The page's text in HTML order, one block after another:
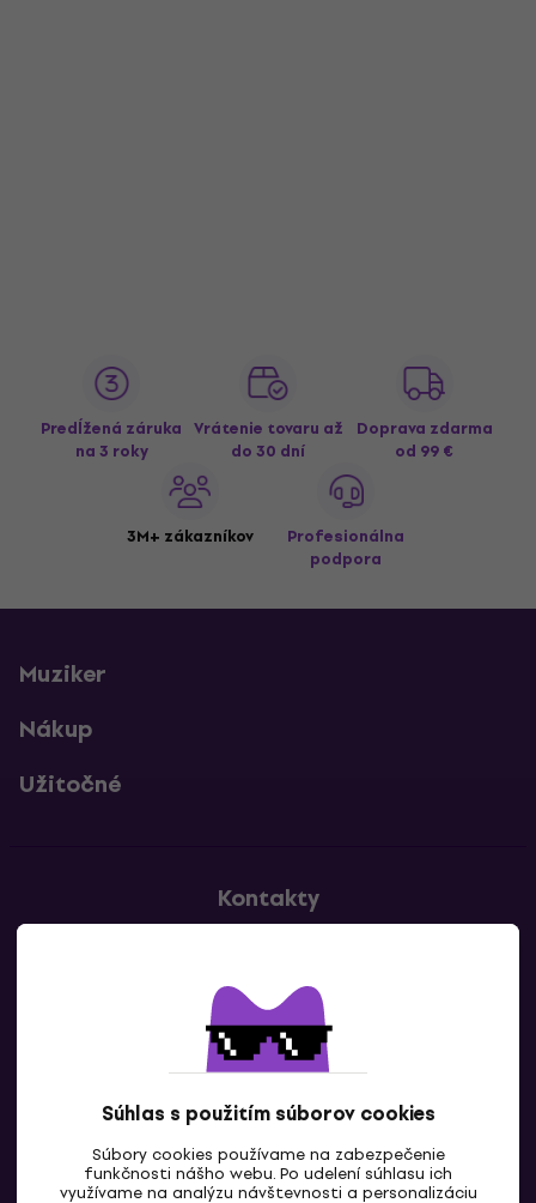
Súhlas s použitím súborov cookies
Súbory cookies používame na zabezpečenie
funkčnosti nášho webu. Po udelení súhlasu ich
využívame na analýzu návštevnosti a personalizáciu
Predĺžená záruka
na 3 roky
Vrátenie tovaru až
do 30 dní
Doprava zdarma
od 99 €
3M+ zákazníkov
Profesionálna
podpora
Muziker
Nákup
Užitočné
Kontakty
SK